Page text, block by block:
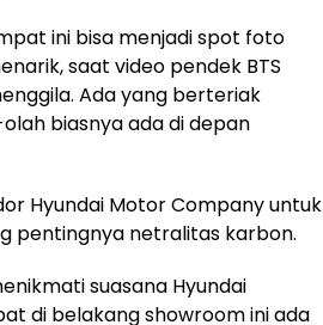
ini bisa menjadi spot foto
saat video pendek BTS
Ada yang berteriak
biasnya ada di depan
Hyundai Motor Company untuk
pentingnya netralitas karbon.
suasana Hyundai
di belakang showroom ini ada